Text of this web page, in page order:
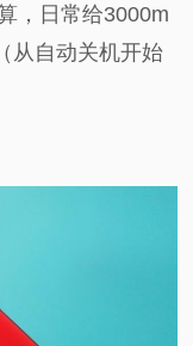
，日常给3000m
从自动关机开始